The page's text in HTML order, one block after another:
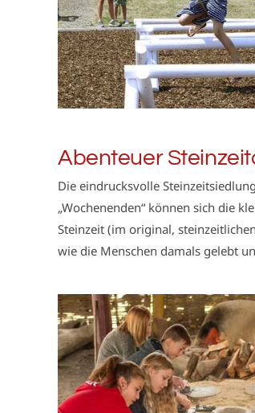
Abenteuer
Die eindrucksvolle
„Wochenenden“ können sich die
Steinzeit (im original,
wie die Menschen damals gelebt